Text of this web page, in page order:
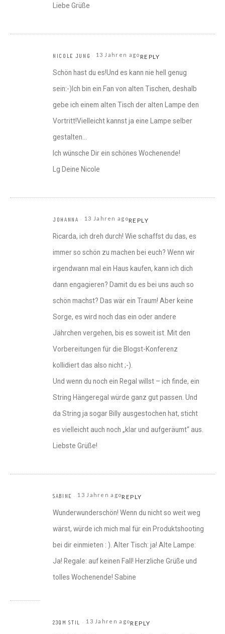
Liebe Grüße
NICOLE JUNG 13 Jahren agoREPLY
Schön hast du es!Und es kann nie hell genug
sein:-)Ich bin ein Fan von alten Tischen, deshalb
gebe ich einem alten Tisch der alten Lampe den
Vortritt!Vielleicht kannst ja eine Lampe selber
gestalten…
Ich wünsche Dir ein schönes Wochenende!
Lg Deine Nicole
JOHANNA 13 Jahren agoREPLY
Ricarda, ich dreh durch! Wie schaffst du das, es
immer so schön zu machen bei euch? Wenn wir
irgendwann mal ein Haus kaufen, kann ich dich
dann engagieren? Damit du es bei uns auch so
schön machst? Das wär ein Traum! Aber keine
Sorge, es wird noch das ein oder andere
Jährchen vergehen, bis es soweit ist. Mit den
Vorbereitungen für die Blogst-Konferenz
kollidiert das also nicht ;-).
Und wenn du noch ein Regal willst – ich finde, ein
String Hängeregal würde ganz gut passen. Und
da String ja sogar Billy ausgestochen hat, sticht
es vielleicht auch noch „klar und aufgeräumt“ aus.
Liebste Grüße!
SABINE 13 Jahren agoREPLY
Wunderwunderschön! Wenn du nicht so weit weg
wärst, würde ich mich mal für ein Produktshooting
bei dir einmieten : ). Alter Tisch: ja! Alte Lampe:
Ja! Regale: auf keinen Fall! Herzliche Grüße und
tolles Wochenende! Sabine
23QM STIL 13 Jahren agoREPLY